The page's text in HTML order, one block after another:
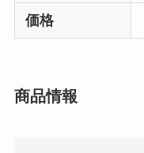
価格
商品情報